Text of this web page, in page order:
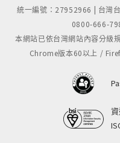
血脈噴張。潘慕所飾演
報復、不屑一切的女人
林則相當稱職地扮演觸
演繹攝影師的性感迷人
機四伏的探討，帶給觀
演出人物性格。
統一編號：27952966 | 台灣
0800-666-
本網站已依台灣網站內容分級
Chrome版本60以上 /